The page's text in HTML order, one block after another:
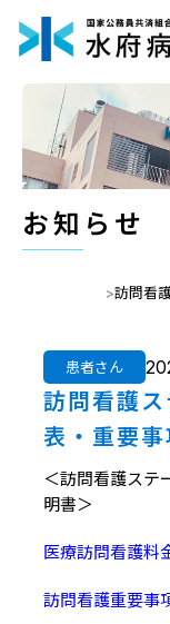
お知らせ
訪問看
訪問看護
表・重要
患者さん
＜訪問看護ス
明書＞
医療訪問看護料
訪問看護重要事